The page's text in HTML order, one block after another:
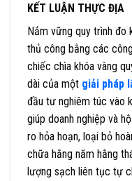
KẾT LUẬN THỰC ĐỊA
Nắm vững quy trình
thủ công bằng các
chiếc chìa khóa vàng
dài của một giải pháp
đầu tư nghiêm túc vào
giúp doanh nghiệp và
ro hỏa hoạn, loại bỏ
chữa hằng năm hằng
lượng sạch liên tục tự